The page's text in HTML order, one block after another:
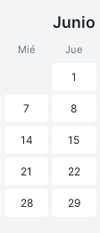
Junio
Mié Jue
1
7 8
14 15
21 22
28 29